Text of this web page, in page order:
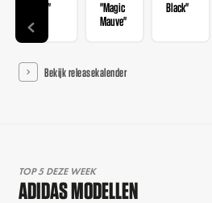
Red"
"Magic
Mauve"
Black"
Bekijk releasekalender
TOP 5 DEZE WEEK
ADIDAS MODELLEN